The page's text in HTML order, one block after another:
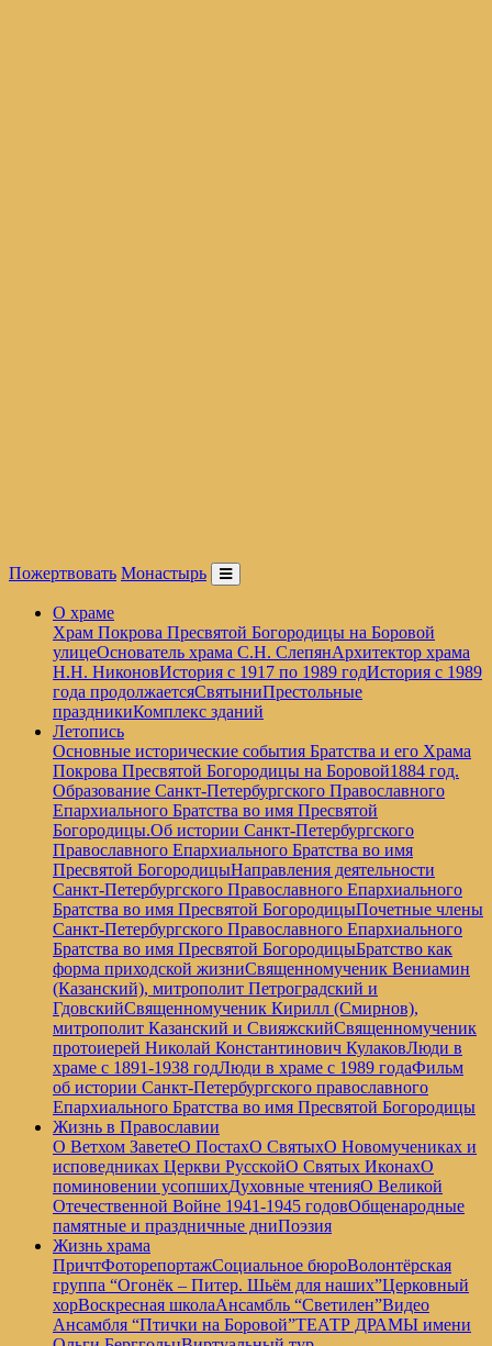
Пожертвовать Монастырь
О храме
Храм Покрова Пресвятой Богородицы на Боровой
улицеОснователь храма С.Н. СлепянАрхитектор храма
Н.Н. НиконовИстория с 1917 по 1989 годИстория с 1989
года продолжаетсяСвятыниПрестольные
праздникиКомплекс зданий
Летопись
Основные исторические события Братства и его Храма
Покрова Пресвятой Богородицы на Боровой1884 год.
Образование Санкт-Петербургского Православного
Епархиального Братства во имя Пресвятой
Богородицы.Об истории Санкт-Петербургского
Православного Епархиального Братства во имя
Пресвятой БогородицыНаправления деятельности
Санкт-Петербургского Православного Епархиального
Братства во имя Пресвятой БогородицыПочетные члены
Санкт-Петербургского Православного Епархиального
Братства во имя Пресвятой БогородицыБратство как
форма приходской жизниСвященномученик Вениамин
(Казанский), митрополит Петроградский и
ГдовскийСвященномученик Кирилл (Смирнов),
митрополит Казанский и СвияжскийСвященномученик
протоиерей Николай Константинович КулаковЛюди в
храме с 1891-1938 годЛюди в храме с 1989 годаФильм
об истории Санкт-Петербургского православного
Епархиального Братства во имя Пресвятой Богородицы
Жизнь в Православии
О Ветхом ЗаветеО ПостахО СвятыхО Новомучениках и
исповедниках Церкви РусскойО Святых ИконахО
поминовении усопшихДуховные чтенияО Великой
Отечественной Войне 1941-1945 годовОбщенародные
памятные и праздничные дниПоэзия
Жизнь храма
ПричтФоторепортажСоциальное бюроВолонтёрская
группа “Огонёк – Питер. Шьём для наших”Церковный
хорВоскресная школаАнсамбль “Светилен”Видео
Ансамбля “Птички на Боровой”ТЕАТР ДРАМЫ имени